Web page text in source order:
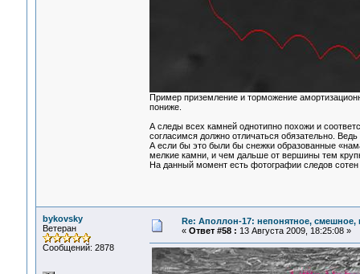
Пример приземление и торможение
пониже.
А следы всех камней однотипно похожи и
согласимся должно отличаться обязательно.
А если бы это были бы снежки образованные
мелкие камни, и чем дальше от вершины тем
На данный момент есть фотографии следов
bykovsky
Ветеран
Сообщений: 2878
Re: Аполлон-17: непонятное, смешное,
« Ответ #58 : 13 Августа 2009, 18:25:08 »